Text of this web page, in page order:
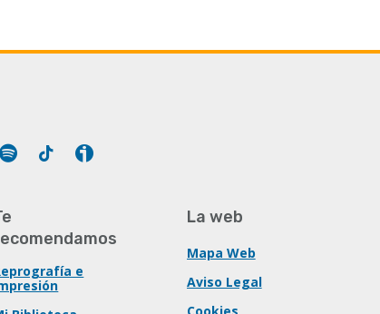
Spotify Tiktok
e
La web
Mapa Web
Aviso Legal